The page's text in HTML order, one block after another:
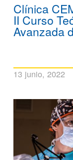
Clínica
II Curso
Avanzada
13 junio, 2022